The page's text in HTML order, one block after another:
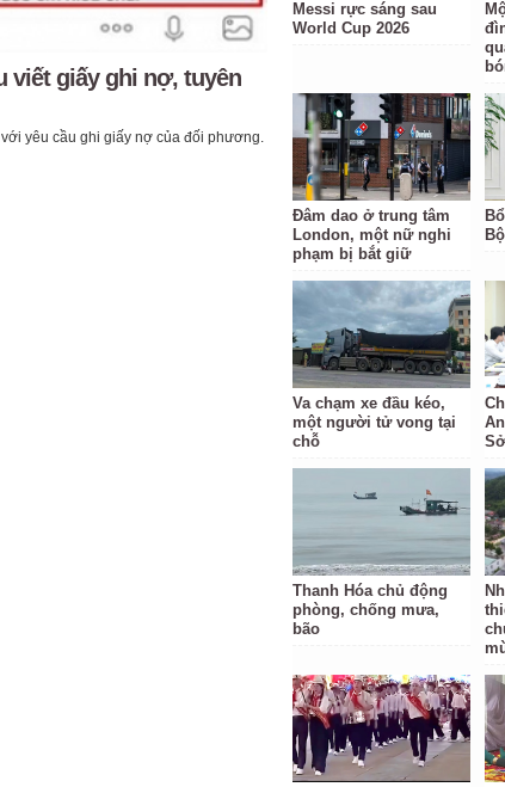
viết giấy ghi nợ, tuyên
yêu cầu ghi giấy nợ của đối phương.
Messi rực sáng sau
World Cup 2026
Đâm dao ở trung tâm
London, một nữ nghi
phạm bị bắt giữ
Va chạm xe đầu kéo,
một người tử vong tại
chỗ
Thanh Hóa chủ động
phòng, chống mưa,
bão